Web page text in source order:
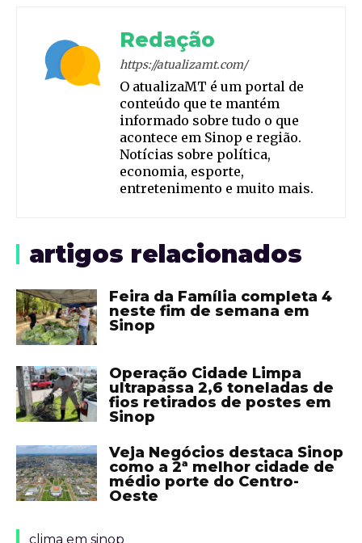
Redação
https://atualizamt.com/
O atualizaMT é um portal de
conteúdo que te mantém
informado sobre tudo o que
acontece em Sinop e região.
Notícias sobre política,
economia, esporte,
entretenimento e muito mais.
artigos relacionados
Feira da Família completa 4
neste fim de semana em
Sinop
Operação Cidade Limpa
ultrapassa 2,6 toneladas de
fios retirados de postes em
Sinop
Veja Negócios destaca Sinop
como a 2ª melhor cidade de
médio porte do Centro-
Oeste
clima em sinop